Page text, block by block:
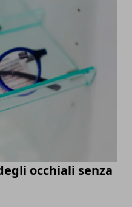
occhiali senza